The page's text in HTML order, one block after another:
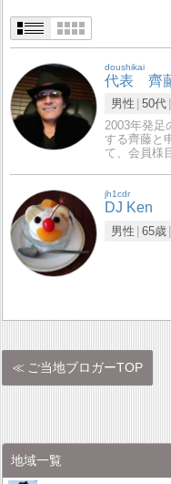
doushikai
代表 齊
男性 50代
2003年発
する齊藤と
て、会員様
jh1cdr
DJ Ken
男性 65歳
ご当地ブロガーTOP
地域一覧